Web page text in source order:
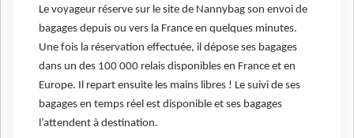
Le voyageur réserve sur le site de Nannybag son envoi de
bagages depuis ou vers la France en quelques minutes.
Une fois la réservation effectuée, il dépose ses bagages
dans un des 100 000 relais disponibles en France et en
Europe. Il repart ensuite les mains libres ! Le suivi de ses
bagages en temps réel est disponible et ses bagages
l’attendent à destination.